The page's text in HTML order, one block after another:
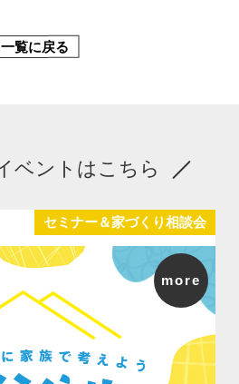
一覧に戻る
ベントはこちら
セミナー＆家づくり相談会
more